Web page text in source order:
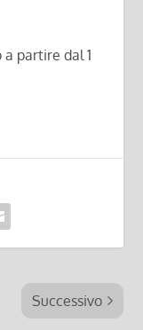
partire dal 1
Successivo